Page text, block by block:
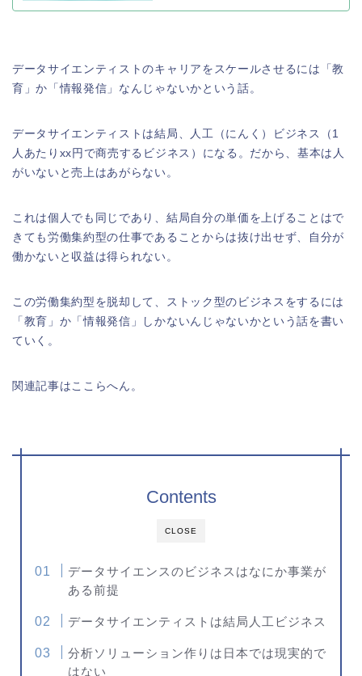
データサイエンティストのキャリアをスケールさせるには「教
育」か「情報発信」なんじゃないかという話。
データサイエンティストは結局、人工（にんく）ビジネス（1
人あたりxx円で商売するビジネス）になる。だから、基本は人
がいないと売上はあがらない。
これは個人でも同じであり、結局自分の単価を上げることはで
きても労働集約型の仕事であることからは抜け出せず、自分が
働かないと収益は得られない。
この労働集約型を脱却して、ストック型のビジネスをするには
「教育」か「情報発信」しかないんじゃないかという話を書い
ていく。
関連記事はここらへん。
CLOSE
Contents
データサイエンスのビジネスはなにか事業が
ある前提
データサイエンティストは結局人工ビジネス
分析ソリューション作りは日本では現実的で
はない